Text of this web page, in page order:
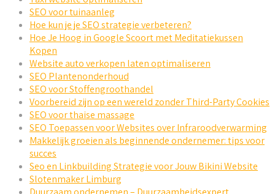
SEO voor tuinaanleg
Hoe kun je je SEO strategie verbeteren?
Hoe Je Hoog in Google Scoort met Meditatiekussen
Kopen
Website auto verkopen laten optimaliseren
SEO Plantenonderhoud
SEO voor Stoffengroothandel
Voorbereid zijn op een wereld zonder Third-Party Cookies
SEO voor thaise massage
SEO Toepassen voor Websites over Infraroodverwarming
Makkelijk groeien als beginnende ondernemer: tips voor
succes
Seo en Linkbuilding Strategie voor Jouw Bikini Website
Slotenmaker Limburg